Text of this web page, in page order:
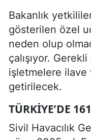
Bakanlık
gösterilen özel
neden olup
çalışıyor.
işletmelere
getirilecek.
TÜRKIYE’DE
Sivil Havacılık